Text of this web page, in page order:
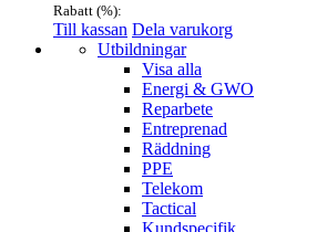
Rabatt (%):
Till kassan Dela varukorg
Menu Utbildningar
Visa alla
Energi & GWO
Reparbete
Entreprenad
Räddning
PPE
Telekom
Tactical
Kundspecifik